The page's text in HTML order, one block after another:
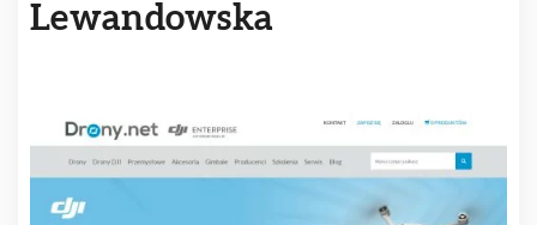
Lewandowska